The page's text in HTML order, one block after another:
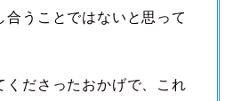
合うことではないと思って
くださったおかげで、これ